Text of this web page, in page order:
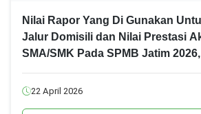
Nilai Rapor Yang Di Gunakan
Jalur Domisili dan Nilai Prestasi
SMA/SMK Pada SPMB Jatim
22 April 2026